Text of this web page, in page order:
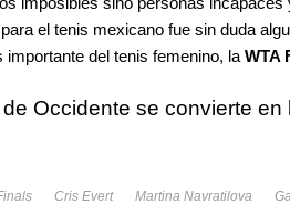
el tenis mexicano fue sin duda
importante del tenis femenino, la WTA
Occidente se convierte en
Cris Evert Martina Navratilova